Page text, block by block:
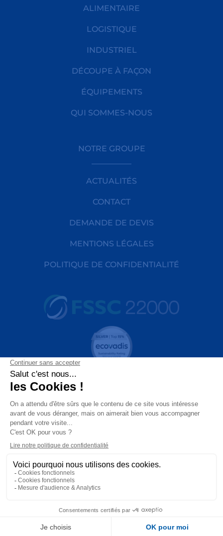
ALIMENTAIRE
LOGISTIQUE
INDUSTRIEL
DÉCOUPE À FAÇON
ÉQUIPEMENTS
QUI SOMMES-NOUS
NOTRE GROUPE
ACTUALITÉS
CONTACT
DEMANDE DE DEVIS
MENTIONS LÉGALES
POLITIQUE DE CONFIDENTIALITÉ
a obtenu sa certification FSC ®
la traçabilité de la
[quote_button_style]
Création de site webetAccompagnement emarketing